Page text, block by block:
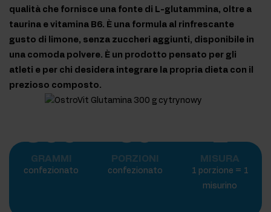
qualità che fornisce una fonte di L-glutammina, oltre a
taurina e vitamina B6. È una formula al rinfrescante
gusto di limone, senza zuccheri aggiunti, disponibile in
una comoda polvere. È un prodotto pensato per gli
atleti e per chi desidera integrare la propria dieta con il
prezioso composto.
300
GRAMMI
confezionato
60
PORZIONI
confezionato
1
MISURA
1 porzione = 1
misurino